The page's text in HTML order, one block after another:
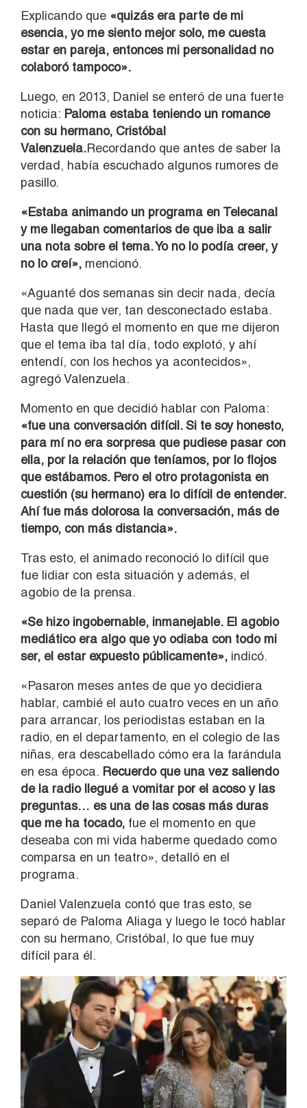
Explicando que «quizás era parte de mi
esencia, yo me siento mejor solo, me cuesta
estar en pareja, entonces mi personalidad no
colaboró tampoco».
Luego, en 2013, Daniel se enteró de una fuerte
noticia: Paloma estaba teniendo un romance
con su hermano, Cristóbal
Valenzuela.Recordando que antes de saber la
verdad, había escuchado algunos rumores de
pasillo.
«Estaba animando un programa en Telecanal
y me llegaban comentarios de que iba a salir
una nota sobre el tema. Yo no lo podía creer, y
no lo creí», mencionó.
«Aguanté dos semanas sin decir nada, decía
que nada que ver, tan desconectado estaba.
Hasta que llegó el momento en que me dijeron
que el tema iba tal día, todo explotó, y ahí
entendí, con los hechos ya acontecidos»,
agregó Valenzuela.
Momento en que decidió hablar con Paloma:
«fue una conversación difícil. Si te soy honesto,
para mí no era sorpresa que pudiese pasar con
ella, por la relación que teníamos, por lo flojos
que estábamos. Pero el otro protagonista en
cuestión (su hermano) era lo difícil de entender.
Ahí fue más dolorosa la conversación, más de
tiempo, con más distancia».
Tras esto, el animado reconoció lo difícil que
fue lidiar con esta situación y además, el
agobio de la prensa.
«Se hizo ingobernable, inmanejable. El agobio
mediático era algo que yo odiaba con todo mi
ser, el estar expuesto públicamente», indicó.
«Pasaron meses antes de que yo decidiera
hablar, cambié el auto cuatro veces en un año
para arrancar, los periodistas estaban en la
radio, en el departamento, en el colegio de las
niñas, era descabellado cómo era la farándula
en esa época. Recuerdo que una vez saliendo
de la radio llegué a vomitar por el acoso y las
preguntas… es una de las cosas más duras
que me ha tocado, fue el momento en que
deseaba con mi vida haberme quedado como
comparsa en un teatro», detalló en el
programa.
Daniel Valenzuela contó que tras esto, se
separó de Paloma Aliaga y luego le tocó hablar
con su hermano, Cristóbal, lo que fue muy
difícil para él.